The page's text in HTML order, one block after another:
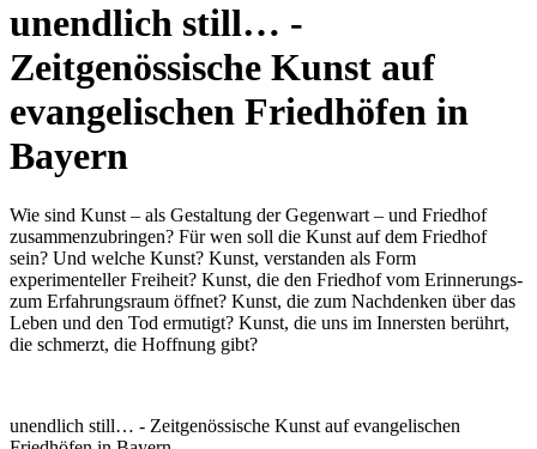
unendlich still… -
Zeitgenössische Kunst auf
evangelischen Friedhöfen in
Bayern
Wie sind Kunst – als Gestaltung der Gegenwart – und Friedhof
zusammenzubringen? Für wen soll die Kunst auf dem Friedhof
sein? Und welche Kunst? Kunst, verstanden als Form
experimenteller Freiheit? Kunst, die den Friedhof vom Erinnerungs-
zum Erfahrungsraum öffnet? Kunst, die zum Nachdenken über das
Leben und den Tod ermutigt? Kunst, die uns im Innersten berührt,
die schmerzt, die Hoffnung gibt?
unendlich still… - Zeitgenössische Kunst auf evangelischen